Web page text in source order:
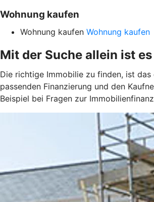
Wohnung kaufen
Wohnung kaufen Wohnung kaufen
Mit der Suche allein ist
Die richtige Immobilie zu finden, ist
passenden Finanzierung und den
Beispiel bei Fragen zur